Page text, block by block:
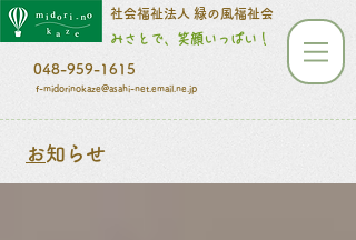
​​​​​社会福祉法人 緑の風福祉会
みさとで、笑顔いっぱい！
048-959-1615
f-midorinokaze@asahi-net.email.ne.jp
​お知らせ